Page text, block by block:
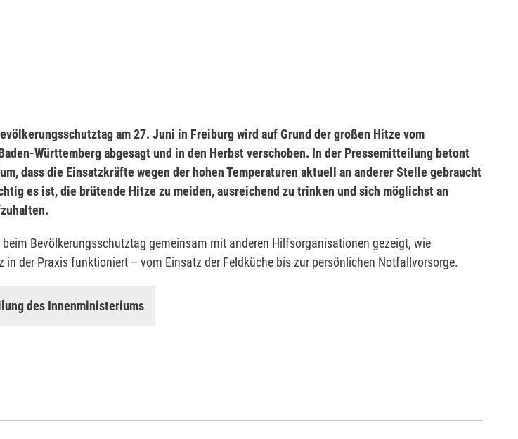
am 27. Juni in Freiburg wird auf Grund der großen Hitze vom
Württemberg abgesagt und in den Herbst verschoben. In der Pressemitteilung betont
dass die Einsatzkräfte wegen der hohen Temperaturen aktuell an anderer Stelle gebraucht
es ist, die brütende Hitze zu meiden, ausreichend zu trinken und sich möglichst an
beim Bevölkerungsschutztag gemeinsam mit anderen Hilfsorganisationen gezeigt, wie
in der Praxis funktioniert – vom Einsatz der Feldküche bis zur persönlichen Notfallvorsorge.
des Innenministeriums